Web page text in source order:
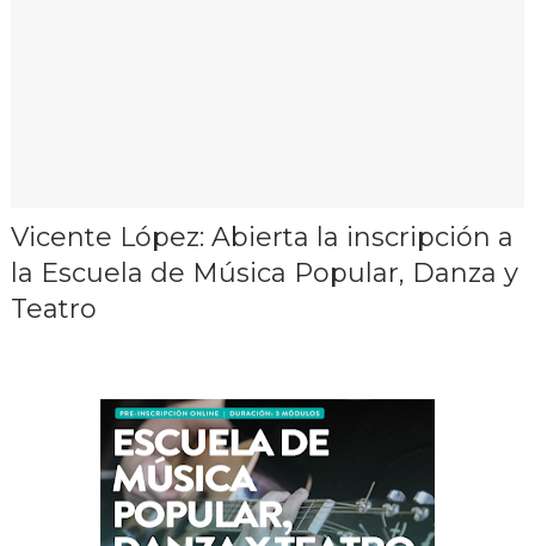
Vicente López: Abierta la inscripción a
la Escuela de Música Popular, Danza y
Teatro